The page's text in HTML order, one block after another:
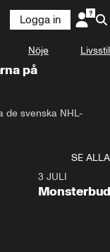
Logga in
Nöje Livsstil
på
de svenska NHL-
SE ALLA
3 JULI